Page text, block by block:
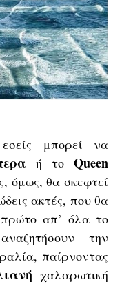
μπορεί να
ή το Queen
όμως, θα σκεφτεί
ακτές, που θα
απ’ όλα το
την
παίρνοντας
χαλαρωτική